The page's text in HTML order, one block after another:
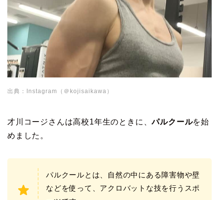
出典：Instagram（＠kojisaikawa）
才川コージさんは高校1年生のときに、パルクールを始
めました。
パルクールとは、自然の中にある障害物や壁
などを使って、アクロバットな技を行うスポ